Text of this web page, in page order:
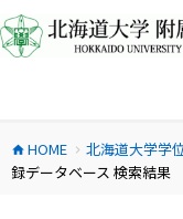
ン
テ
ス
キ
home HOME chevron_right 北海道大学学
録データベース 検索結果